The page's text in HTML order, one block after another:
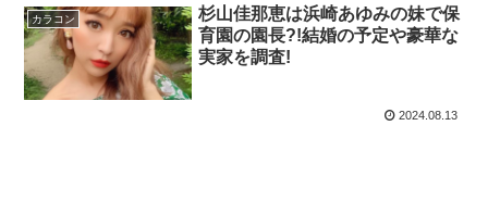
カラコン
杉山佳那恵は浜崎あゆみの妹で保
育園の園長?!結婚の予定や豪華な
実家を調査!
2024.08.13